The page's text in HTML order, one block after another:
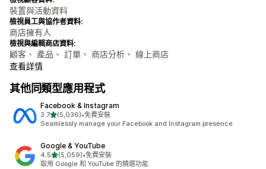
裝置與活動資料
檢視員工與協作者資料:
商店擁有人
檢視與編輯商店資料:
顧客、 產品、 訂單、 商店分析、 線上商店
查看詳情
其他同類型應用程式
Facebook & Instagram
3.7滿分 5 顆星
(5,036)
共有 5036 則評價
•免費安裝
Seamlessly manage your Facebook and Instagram presence
Google & YouTube
4.5滿分 5 顆星
(5,059)
共有 5059 則評價
•免費安裝
取用 Google 和 YouTube 的精選功能